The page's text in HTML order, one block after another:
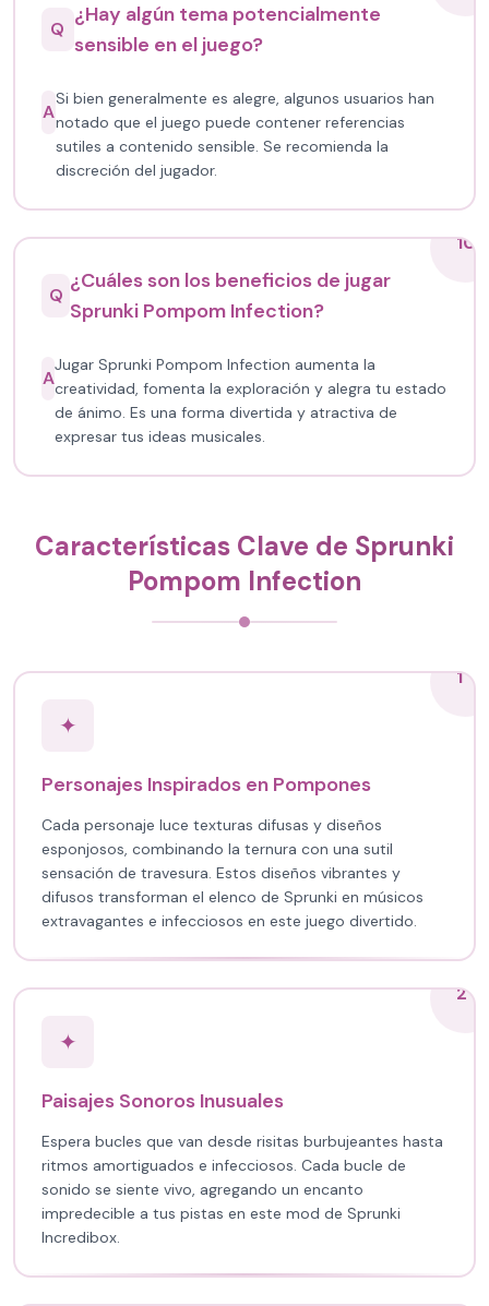
Q
¿Hay algún tema potencialmente
sensible en el juego?
A
Si bien generalmente es alegre, algunos usuarios han
notado que el juego puede contener referencias
sutiles a contenido sensible. Se recomienda la
discreción del jugador.
10
Q
¿Cuáles son los beneficios de jugar
Sprunki Pompom Infection?
A
Jugar Sprunki Pompom Infection aumenta la
creatividad, fomenta la exploración y alegra tu estado
de ánimo. Es una forma divertida y atractiva de
expresar tus ideas musicales.
Características Clave de Sprunki
Pompom Infection
1
✦
Personajes Inspirados en Pompones
Cada personaje luce texturas difusas y diseños
esponjosos, combinando la ternura con una sutil
sensación de travesura. Estos diseños vibrantes y
difusos transforman el elenco de Sprunki en músicos
extravagantes e infecciosos en este juego divertido.
2
✦
Paisajes Sonoros Inusuales
Espera bucles que van desde risitas burbujeantes hasta
ritmos amortiguados e infecciosos. Cada bucle de
sonido se siente vivo, agregando un encanto
impredecible a tus pistas en este mod de Sprunki
Incredibox.